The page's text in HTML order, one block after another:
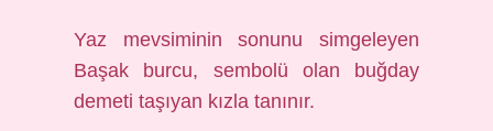
Yaz mevsiminin sonunu simgeleyen
Başak burcu, sembolü olan buğday
demeti taşıyan kızla tanınır.